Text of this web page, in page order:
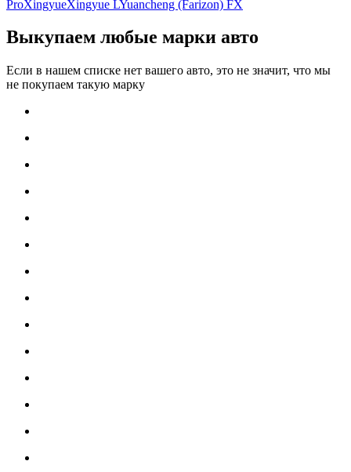
ProXingyueXingyue LYuancheng (Farizon) FX
Выкупаем любые марки авто
Если в нашем списке нет вашего авто, это не значит, что мы
не покупаем такую марку